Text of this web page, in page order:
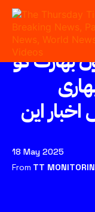
بھارت کو
این
18 May 2025
From TT